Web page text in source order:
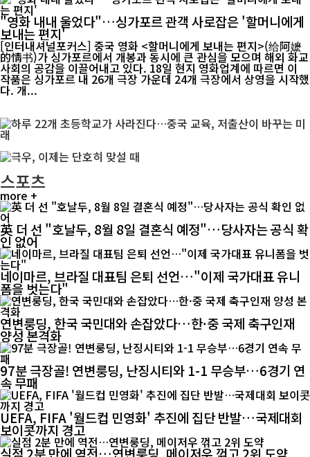
"영화 내내 울었다"…싱가포르 관객 사로잡은 '할머니에게
보내는 편지'
[인터내셔널포커스] 중국 영화 <할머니에게 보내는 편지>(给阿嬷
的情书)가 싱가포르에서 개봉과 동시에 큰 관심을 모으며 해외 화교
사회의 공감을 이끌어내고 있다. 18일 현지 영화업계에 따르면 이
작품은 싱가포르 내 26개 극장 가운데 24개 극장에서 상영을 시작했
다. 개...
스포츠
more +
英 더 선 "호날두, 8월 8일 결혼식 예정"…당사자는 공식 확
인 없어
네이마르, 브라질 대표팀 은퇴 선언…"이제 국가대표 유니
폼을 벗는다"
연변룽딩, 한국 국민대와 손잡았다…한·중 국제 축구인재
양성 본격화
97분 극장골! 연변룽딩, 난징시티와 1-1 무승부…6경기 연
속 무패
UEFA, FIFA '월드컵 민영화' 추진에 집단 반발…국제대회
보이콧까지 경고